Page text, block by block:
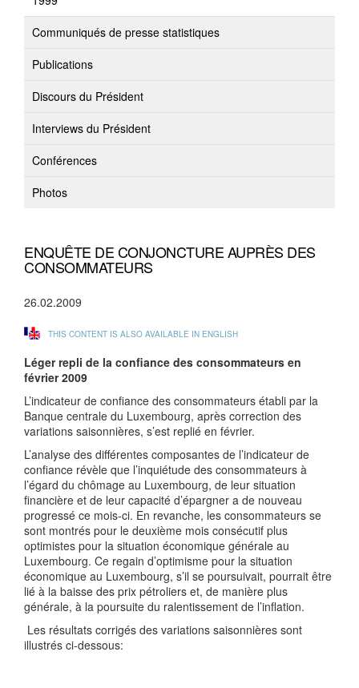
Communiqués de presse statistiques
Publications
Discours du Président
Interviews du Président
Conférences
Photos
ENQUÊTE DE CONJONCTURE AUPRÈS DES
CONSOMMATEURS
26.02.2009
THIS CONTENT IS ALSO AVAILABLE IN ENGLISH
Léger repli de la confiance des consommateurs en
février 2009
L’indicateur de confiance des consommateurs établi par la
Banque centrale du Luxembourg, après correction des
variations saisonnières, s’est replié en février.
L’analyse des différentes composantes de l’indicateur de
confiance révèle que l’inquiétude des consommateurs à
l’égard du chômage au Luxembourg, de leur situation
financière et de leur capacité d’épargner a de nouveau
progressé ce mois-ci. En revanche, les consommateurs se
sont montrés pour le deuxième mois consécutif plus
optimistes pour la situation économique générale au
Luxembourg. Ce regain d’optimisme pour la situation
économique au Luxembourg, s’il se poursuivait, pourrait être
lié à la baisse des prix pétroliers et, de manière plus
générale, à la poursuite du ralentissement de l’inflation.
Les résultats corrigés des variations saisonnières sont
illustrés ci-dessous: